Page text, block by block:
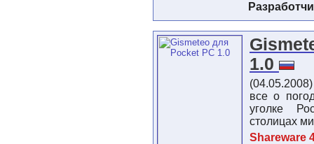
1.0
все о
уголке
столицах
Shareware